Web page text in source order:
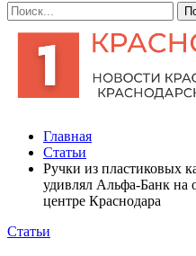
Главная
Статьи
Ручки из пластиковых
удивлял Альфа-Банк на
центре Краснодара
Статьи